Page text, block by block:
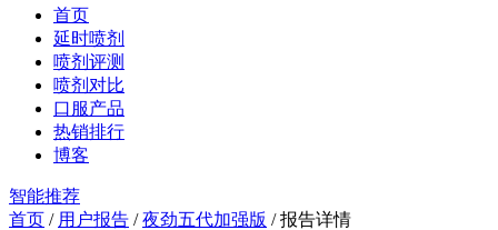
首页
延时喷剂
喷剂评测
喷剂对比
口服产品
热销排行
博客
智能推荐
首页 / 用户报告 /夜劲五代加强版 /报告详情